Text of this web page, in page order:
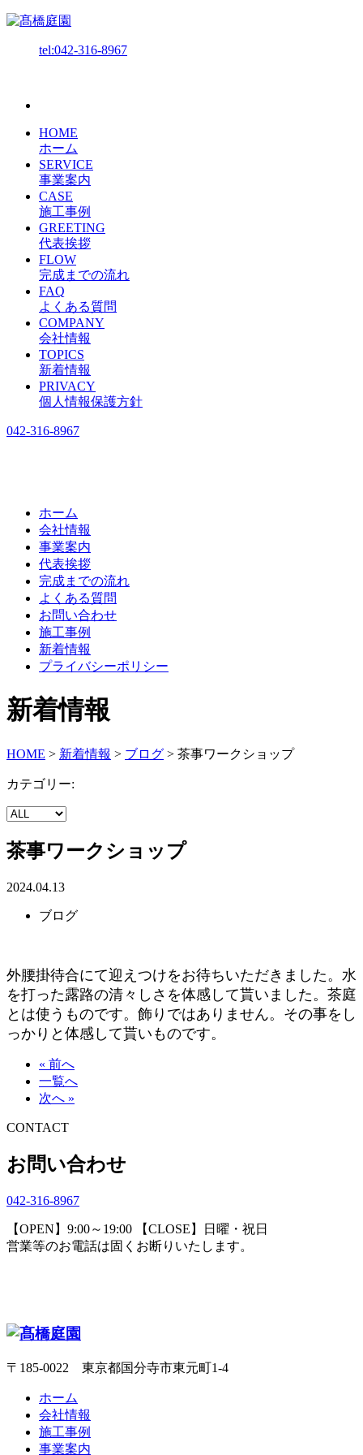
tel:042-316-8967
HOME
ホーム
SERVICE
事業案内
CASE
施工事例
GREETING
代表挨拶
FLOW
完成までの流れ
FAQ
よくある質問
COMPANY
会社情報
TOPICS
新着情報
PRIVACY
個人情報保護方針
042-316-8967
ホーム
会社情報
事業案内
代表挨拶
完成までの流れ
よくある質問
お問い合わせ
施工事例
新着情報
プライバシーポリシー
新着情報
HOME > 新着情報 > ブログ > 茶事ワークショップ
カテゴリー:
茶事ワークショップ
2024.04.13
ブログ
外腰掛待合にて迎えつけをお待ちいただきました。水
を打った露路の清々しさを体感して貰いました。茶庭
とは使うものです。飾りではありません。その事をし
っかりと体感して貰いものです。
« 前へ
一覧へ
次へ »
CONTACT
お問い合わせ
042-316-8967
【OPEN】9:00～19:00 【CLOSE】日曜・祝日
営業等のお電話は固くお断りいたします。
〒185-0022 東京都国分寺市東元町1-4
ホーム
会社情報
施工事例
事業案内